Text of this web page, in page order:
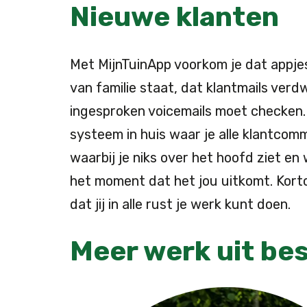
Nieuwe klanten
Met MijnTuinApp voorkom je dat
van familie staat, dat klantmails
ingesproken voicemails moet
systeem in huis waar je alle
waarbij je niks over het hoofd ziet
het moment dat het jou uitkomt.
dat jij in alle rust je werk kunt doen.
Meer werk uit